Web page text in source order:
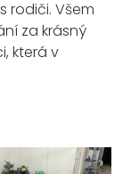
rodiči. Všem
za krásný
která v